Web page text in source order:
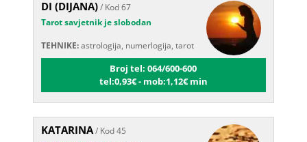
Tarot savjetnik je slobodan
TEHNIKE:astrologija, numerlogija, tarot
Broj tel: 064/600-600
tel:0,93€ - mob:1,12€ min
KATARINA/ Kod 45
Tarot savjetnik je zauzet